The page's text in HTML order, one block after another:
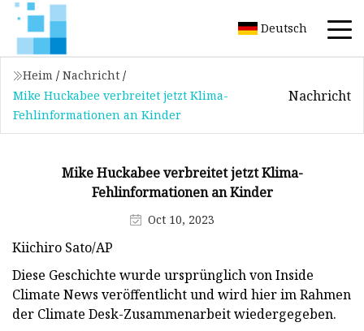
Deutsch
Heim / Nachricht /
Mike Huckabee verbreitet jetzt Klima-
Fehlinformationen an Kinder
Nachricht
Mike Huckabee verbreitet jetzt Klima-
Fehlinformationen an Kinder
Oct 10, 2023
Kiichiro Sato/AP
Diese Geschichte wurde ursprünglich von Inside
Climate News veröffentlicht und wird hier im Rahmen
der Climate Desk-Zusammenarbeit wiedergegeben.